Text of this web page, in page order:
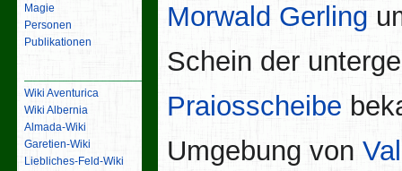
Morwald Gerling
Schein der
Praiosscheibe
Umgebung von
Magie
Personen
Publikationen
Wiki Aventurica
Wiki Albernia
Almada-Wiki
Garetien-Wiki
Liebliches-Feld-Wiki